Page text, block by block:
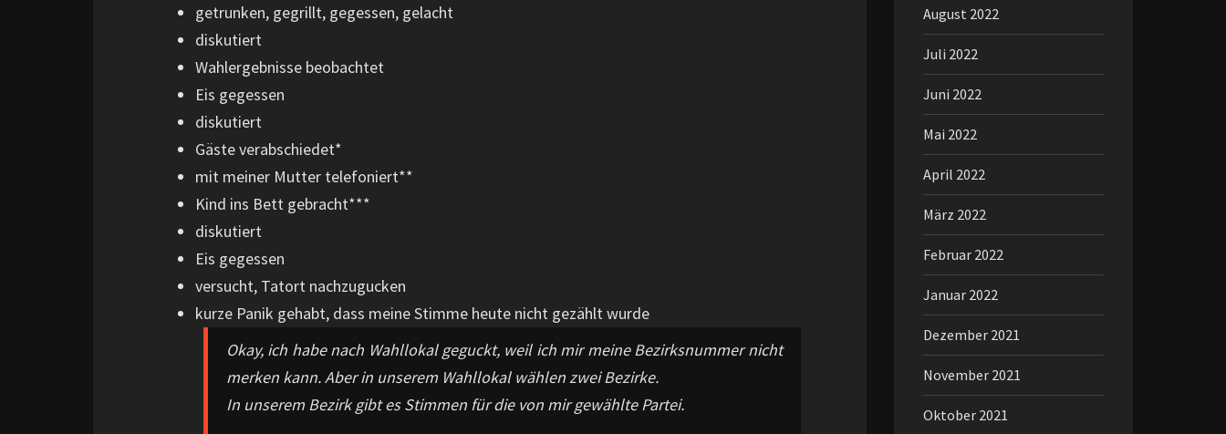
getrunken, gegrillt, gegessen, gelacht
diskutiert
Wahlergebnisse beobachtet
Eis gegessen
diskutiert
Gäste verabschiedet*
mit meiner Mutter telefoniert**
Kind ins Bett gebracht***
diskutiert
Eis gegessen
versucht, Tatort nachzugucken
kurze Panik gehabt, dass meine Stimme heute nicht gezählt wurde
Okay, ich habe nach Wahllokal geguckt, weil ich mir meine Bezirksnummer nicht
merken kann. Aber in unserem Wahllokal wählen zwei Bezirke.
In unserem Bezirk gibt es Stimmen für die von mir gewählte Partei.
August 2022
Juli 2022
Juni 2022
Mai 2022
April 2022
März 2022
Februar 2022
Januar 2022
Dezember 2021
November 2021
Oktober 2021